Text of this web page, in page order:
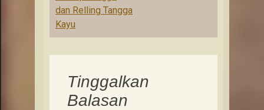
navigation
dan Relling Tangga
Kayu
Tinggalkan
Balasan